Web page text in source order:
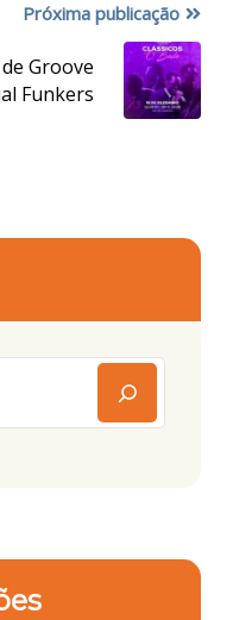
Próxima publicação
Groove
Funkers